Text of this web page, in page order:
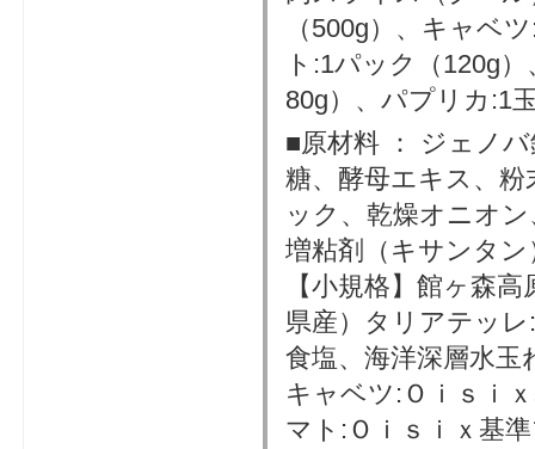
（500g）、キャベ
ト:1パック（120g
80g）、パプリカ:1
■原材料 ： ジェノ
糖、酵母エキス、
ック、乾燥オニオ
増粘剤（キサンタ
【小規格】館ヶ森
県産）タリアテッ
食塩、海洋深層水玉
キャベツ:Ｏｉｓｉ
マト:Ｏｉｓｉｘ基